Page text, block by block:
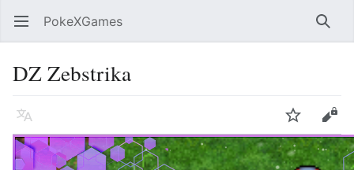
Abrir menu principal PokeXGames
DZ Zebstrika
Idioma Vigiar Editar